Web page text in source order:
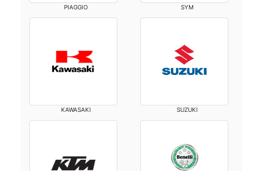
PIAGGIO SYM
KAWASAKI SUZUKI